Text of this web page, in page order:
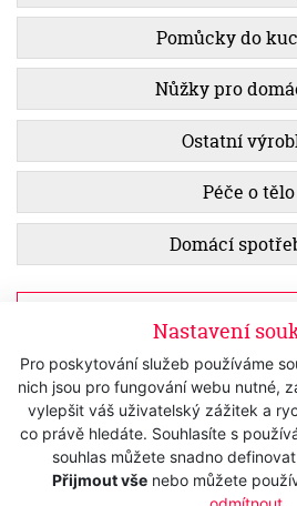
Nastavení
Pro poskytování služeb používáme
nich jsou pro fungování webu nutné,
vylepšit váš uživatelský zážitek a
co právě hledáte. Souhlasíte s
souhlas můžete snadno
Přijmout vše nebo můžete
Pomůcky do
Nůžky pro
Ostatní
Péče o tělo
Domácí
Řadit dle Abecedy Ceny
Akce
Holicí souprava
One KIT
Skladem